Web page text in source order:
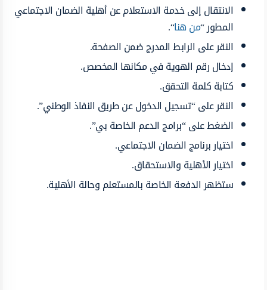
الانتقال إلى خدمة الاستعلام عن أهلية الضمان الاجتماعي
المطور “من هنا“.
النقر على الرابط المدرج ضمن الصفحة.
إدخال رقم الهوية في مكانها المخصص.
كتابة كلمة التحقق.
النقر على “تسجيل الدخول عن طريق النفاذ الوطني”.
الضغط على “برامج الدعم الخاصة بي”.
اختيار برنامج الضمان الاجتماعي.
اختيار الأهلية والاستحقاق.
ستظهر الدفعة الخاصة بالمستعلم وحالة الأهلية.